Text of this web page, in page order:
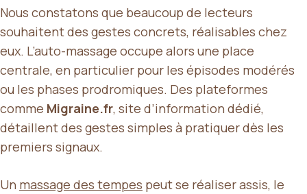
Nous constatons que beaucoup de lecteurs
souhaitent des gestes concrets, réalisables chez
eux. L’auto-massage occupe alors une place
centrale, en particulier pour les épisodes modérés
ou les phases prodromiques. Des plateformes
comme Migraine.fr, site d’information dédié,
détaillent des gestes simples à pratiquer dès les
premiers signaux.
Un massage des tempes peut se réaliser assis, le